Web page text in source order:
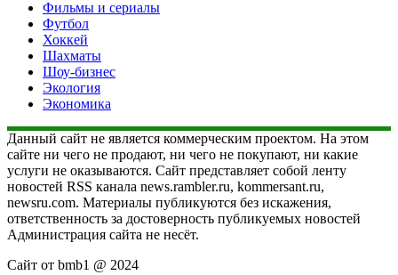
Фильмы и сериалы
Футбол
Хоккей
Шахматы
Шоу-бизнес
Экология
Экономика
Данный сайт не является коммерческим проектом. На этом
сайте ни чего не продают, ни чего не покупают, ни какие
услуги не оказываются. Сайт представляет собой ленту
новостей RSS канала news.rambler.ru, kommersant.ru,
newsru.com. Материалы публикуются без искажения,
ответственность за достоверность публикуемых новостей
Администрация сайта не несёт.
Сайт от bmb1 @ 2024